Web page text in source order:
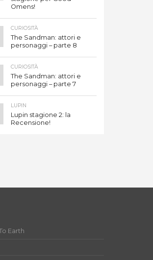
Omens!
CURIOSITÀ
The Sandman: attori e
personaggi – parte 8
CURIOSITÀ
The Sandman: attori e
personaggi – parte 7
LUPIN
Lupin stagione 2: la
Recensione!
Earth